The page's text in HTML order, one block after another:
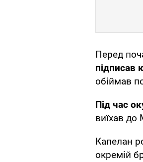
Перед
підписав
обіймав
Під час
виїхав до
Капелан
окремій